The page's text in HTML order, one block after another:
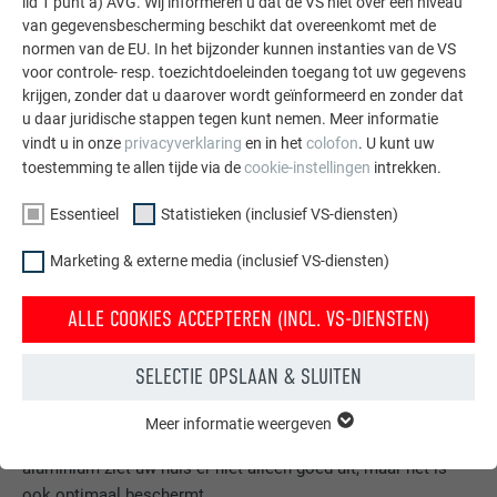
Gratis brochures bestellen
Daken, gevels, zonnepanelen, dakafvoersystemen &
aluminium ziet uw huis er niet alleen goed uit, maar het is
van gegevensbescherming beschikt dat overeenkomt met de
normen van de EU. In het bijzonder kunnen instanties van de VS
voor controle- resp. toezichtdoeleinden toegang tot uw gegevens
krijgen, zonder dat u daarover wordt geïnformeerd en zonder dat
u daar juridische stappen tegen kunt nemen. Meer informatie
vindt u in onze privacyverklaring en in het colofon. U kunt uw
toestemming te allen tijde via decookie-instellingen intrekken.
Essentieel Statistieken (inclusief VS-diensten)
Marketing & externe media (inclusief VS-diensten)
ALLE COOKIES ACCEPTEREN (INCL. VS-DIENSTEN)
SELECTIE OPSLAAN & SLUITEN
van de website. Hierdoor wordt gewaarborgd dat de website
Meer informatie weergeven